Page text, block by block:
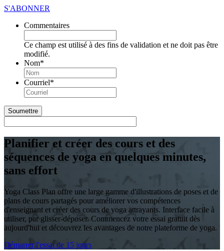
S'ABONNER
Commentaires
Ce champ est utilisé à des fins de validation et ne doit pas être
modifié.
Nom*
Courriel*
Planifier et créer des cours et des
séquences de yoga en quelques minutes,
sans effort
Yoga Class Plan offre une large gamme d'illustrations de poses et de
plans de cours partagés pour améliorer vos compétences
d'enseignant et créer des cours de yoga attrayants. Interface facile à
utiliser, par glisser-déposer. Commencez votre essai gratuit dès
aujourd'hui et découvrez les avantages de notre plateforme de yoga.
Démarrer l'essai de 15 jours